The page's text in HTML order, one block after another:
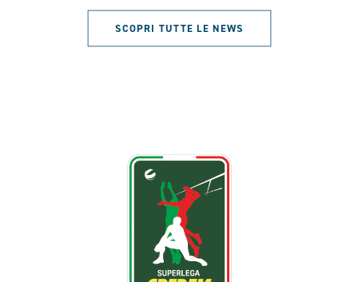
SCOPRI TUTTE LE NEWS